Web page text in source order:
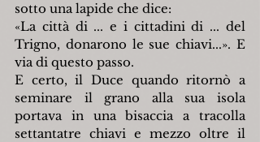
sotto una lapide che dice:
«La città di ... e i cittadini di ... del
Trigno, donarono le sue chiavi...». E
via di questo passo.
E certo, il Duce quando ritornò a
seminare il grano alla sua isola
portava in una bisaccia a tracolla
settantatre chiavi e mezzo oltre il